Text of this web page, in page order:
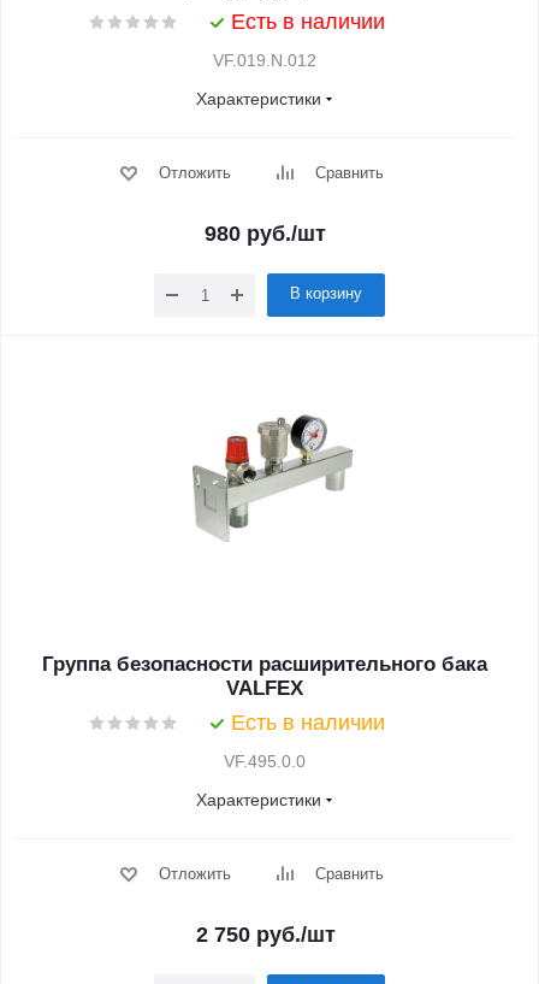
Есть в наличии
VF.019.N.012
Характеристики
Отложить Сравнить
980 руб./шт
В корзину
Группа безопасности расширительного бака
VALFEX
Есть в наличии
VF.495.0.0
Характеристики
Отложить Сравнить
2 750руб./шт